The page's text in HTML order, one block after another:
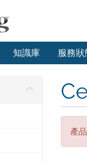
知識庫 服務狀
產